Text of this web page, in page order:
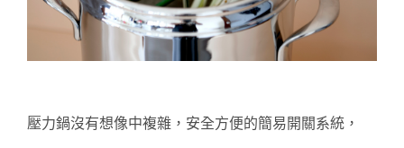
壓力鍋沒有想像中複雜，安全方便的簡易開關系統，